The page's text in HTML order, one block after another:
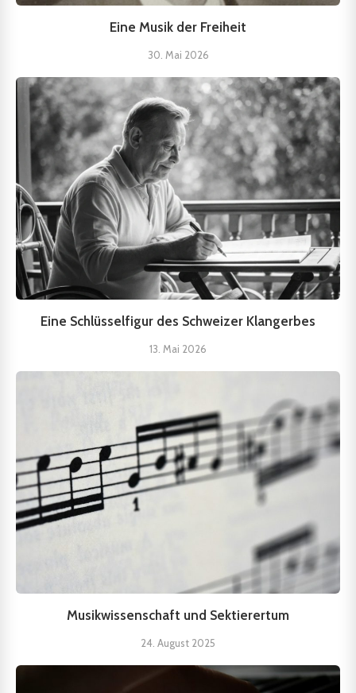
Eine Musik der Freiheit
30. Mai 2026
Eine Schlüsselfigur des Schweizer Klangerbes
13. Mai 2026
Musikwissenschaft und Sektierertum
24. August 2025